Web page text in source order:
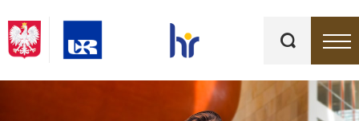
kluczowe